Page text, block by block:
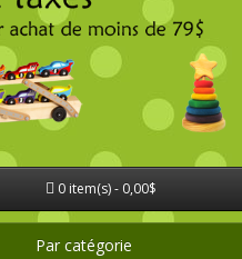
0 item(s) - 0,00$
Par catégorie